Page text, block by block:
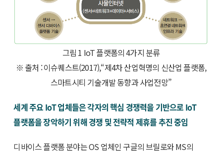
그림 1 IoT 플랫폼의 4가지 분류
※ 출처 : 이슈퀘스트(2017),“제4차 산업혁명의 신산업 플랫폼,
스마트시티 기술개발 동향과 사업전망”
세계 주요 IoT 업체들은 각자의 핵심 경쟁력을 기반으로 IoT
플랫폼을 장악하기 위해 경쟁 및 전략적 제휴를 추진 중임
디바이스 플랫폼 분야는 OS 업체인 구글의 브릴로와 MS의